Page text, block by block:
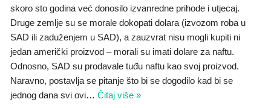
skoro sto godina već donosilo izvanredne prihode i utjecaj.
Druge zemlje su se morale dokopati dolara (izvozom roba u
SAD ili zaduženjem u SAD), a zauzvrat nisu mogli kupiti ni
jedan američki proizvod – morali su imati dolare za naftu.
Odnosno, SAD su prodavale tuđu naftu kao svoj proizvod.
Naravno, postavlja se pitanje što bi se dogodilo kad bi se
jednog dana svi ovi… Čitaj više »